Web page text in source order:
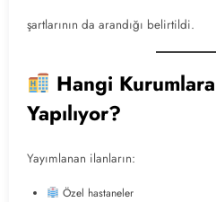
şartlarının da arandığı belirtildi.
Hangi
Yapılıyor?
Yayımlanan ilanların:
Özel hastaneler